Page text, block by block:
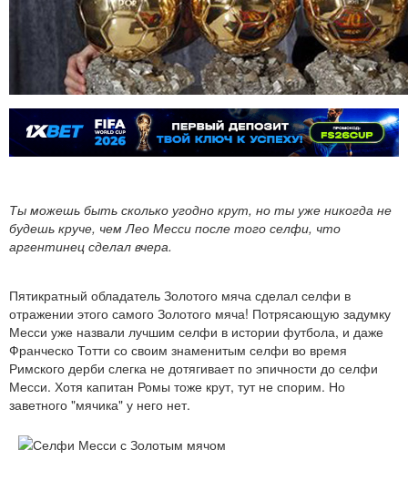
Ты можешь быть сколько угодно крут, но ты уже никогда не
будешь круче, чем Лео Месси после того селфи, что
аргентинец сделал вчера.
Пятикратный обладатель Золотого мяча сделал селфи в
отражении этого самого Золотого мяча! Потрясающую задумку
Месси уже назвали лучшим селфи в истории футбола, и даже
Франческо Тотти со своим знаменитым селфи во время
Римского дерби слегка не дотягивает по эпичности до селфи
Месси. Хотя капитан Ромы тоже крут, тут не спорим. Но
заветного "мячика" у него нет.